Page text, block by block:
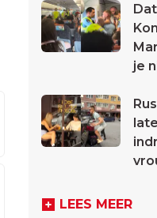
je
LEES MEER